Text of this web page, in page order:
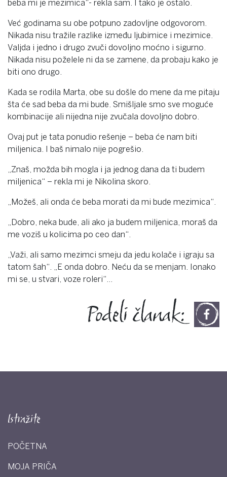
beba mi je mezimica“- rekla sam. I tako je ostalo.
Već godinama su obe potpuno zadovljne odgovorom.
Nikada nisu tražile razlike između ljubimice i mezimice.
Valjda i jedno i drugo zvuči dovoljno moćno i sigurno.
Nikada nisu poželele ni da se zamene, da probaju kako je
biti ono drugo.
Kada se rodila Marta, obe su došle do mene da me pitaju
šta će sad beba da mi bude. Smišljale smo sve moguće
kombinacije ali nijedna nije zvučala dovoljno dobro.
Ovaj put je tata ponudio rešenje – beba će nam biti
miljenica. I baš nimalo nije pogrešio.
„Znaš, možda bih mogla i ja jednog dana da ti budem
miljenica“ – rekla mi je Nikolina skoro.
„Možeš, ali onda će beba morati da mi bude mezimica“.
„Dobro, neka bude, ali ako ja budem miljenica, moraš da
me voziš u kolicima po ceo dan“.
„Važi, ali samo mezimci smeju da jedu kolače i igraju sa
tatom šah“. „E onda dobro. Neću da se menjam. Ionako
mi se, u stvari, voze roleri“…
Podeli članak:
Istražite
POČETNA
MOJA PRIČA